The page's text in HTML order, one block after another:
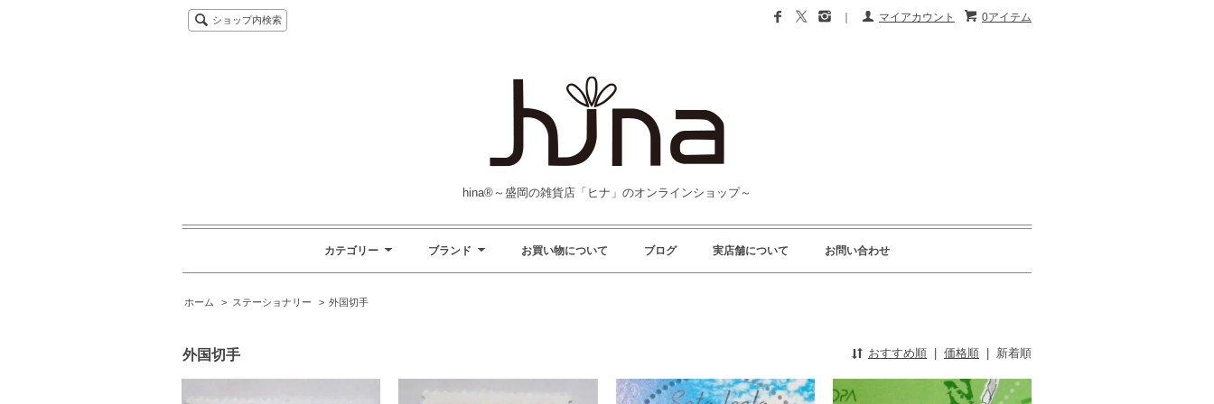
0アイテム
マイアカウント
ショップ内検索
hina®～盛岡の雑貨店「ヒナ」のオンラインショップ～
カテゴリー ブランド お買い物について ブログ 実店舗について お問い合わせ
ホーム > ステーショナリー > 外国切手
外国切手 おすすめ順 | 価格順 | 新着順